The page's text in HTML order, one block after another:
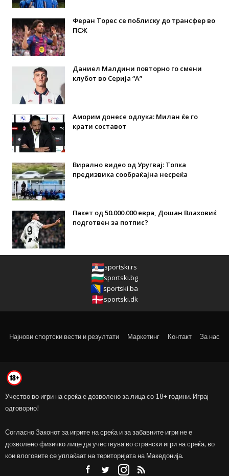
Феран Торес се поблиску до трансфер во
ПСЖ
Даниел Малдини повторно го смени
клубот во Серија “А”
Аморим донесе одлука: Милан ќе го
крати составот
Вирално видео од Уругвај: Топка
предизвика сообраќајна несреќа
Пакет од 50.000.000 евра, Дошан Влаховиќ
подготвен за потпис?
sportski.rs
sportski.bg
sportski.ba
sportski.dk
Најнови спортски вести и резултати Маркетинг Контакт За нас
Учество во игри на среќа е дозволено за лица со 18+ години. Играј
одговорно!
Согласно Законот за игрите на среќа и за забавните игри не е
дозволено физичко лице да учествува во странски игри на среќа, во
кои влоговите се уплаќаат на територијата на Македонија.